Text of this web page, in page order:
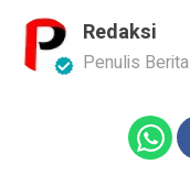
Redaksi
Penulis Berita